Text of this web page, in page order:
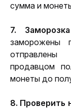
сумма и
7.
заморожены
продавцом
монеты до
8. Проверить